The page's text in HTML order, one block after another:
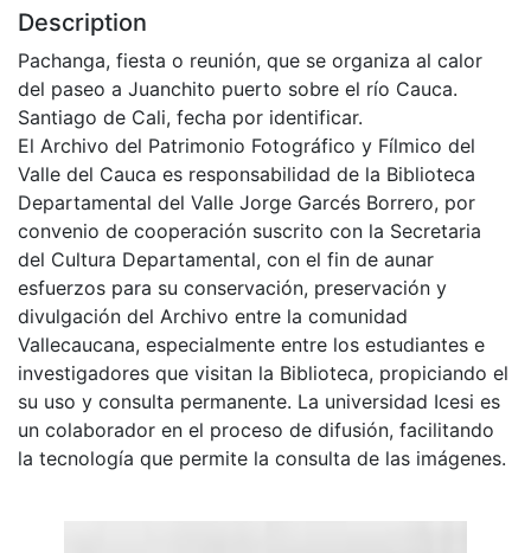
Description
Pachanga, fiesta o reunión, que se organiza al calor
del paseo a Juanchito puerto sobre el río Cauca.
Santiago de Cali, fecha por identificar.
El Archivo del Patrimonio Fotográfico y Fílmico del
Valle del Cauca es responsabilidad de la Biblioteca
Departamental del Valle Jorge Garcés Borrero, por
convenio de cooperación suscrito con la Secretaria
del Cultura Departamental, con el fin de aunar
esfuerzos para su conservación, preservación y
divulgación del Archivo entre la comunidad
Vallecaucana, especialmente entre los estudiantes e
investigadores que visitan la Biblioteca, propiciando el
su uso y consulta permanente. La universidad Icesi es
un colaborador en el proceso de difusión, facilitando
la tecnología que permite la consulta de las imágenes.